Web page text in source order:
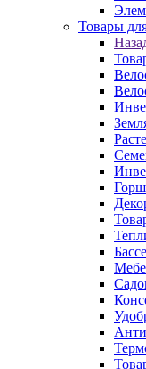
Товары